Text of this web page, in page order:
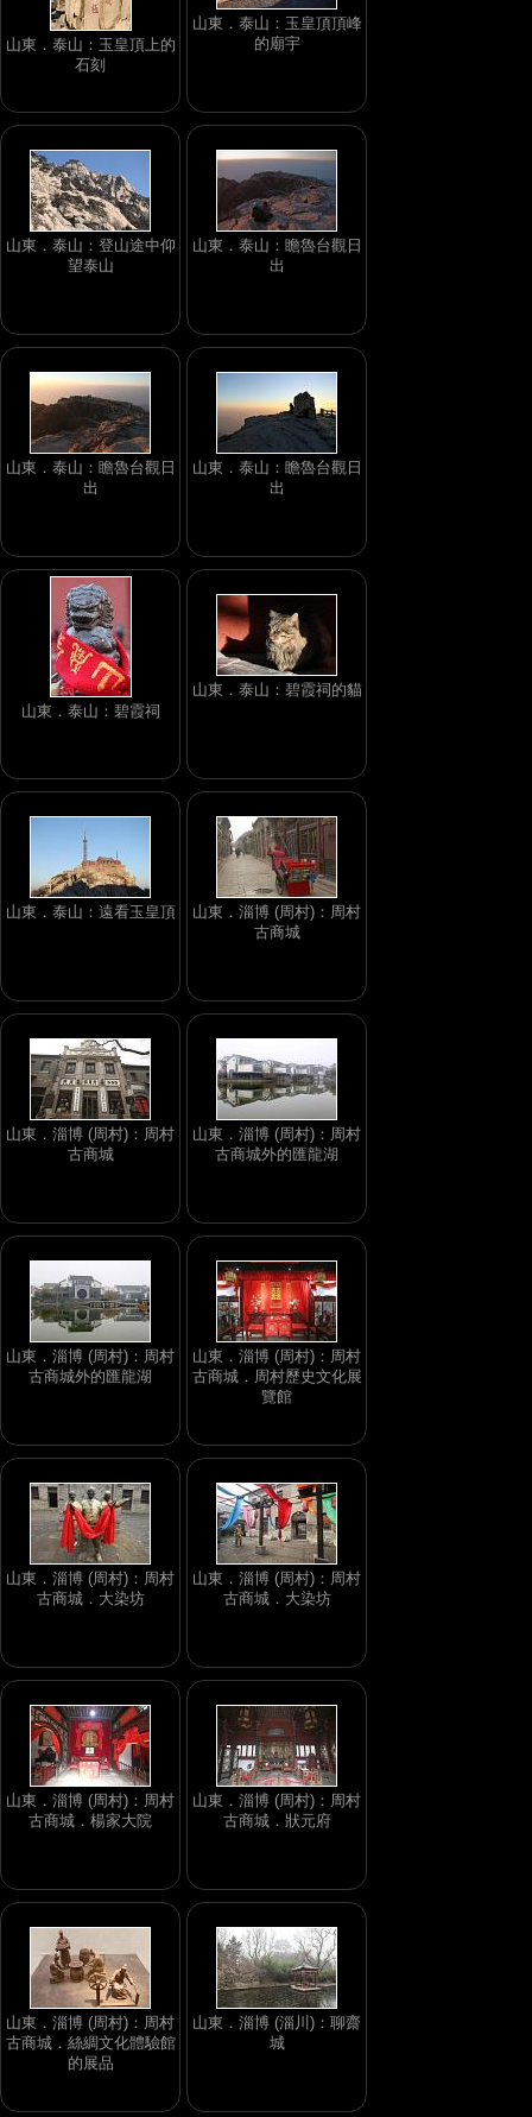
山東．泰山：玉皇頂上的
石刻
山東．泰山：玉皇頂頂峰
的廟宇
山東．泰山：登山途中仰
望泰山
山東．泰山：瞻魯台觀日
出
山東．泰山：瞻魯台觀日
出
山東．泰山：瞻魯台觀日
出
山東．泰山：碧霞祠
山東．泰山：碧霞祠的貓
山東．泰山：遠看玉皇頂
山東．淄博 (周村)：周村
古商城
山東．淄博 (周村)：周村
古商城
山東．淄博 (周村)：周村
古商城外的匯龍湖
山東．淄博 (周村)：周村
古商城外的匯龍湖
山東．淄博 (周村)：周村
古商城．周村歷史文化展
覽館
山東．淄博 (周村)：周村
古商城．大染坊
山東．淄博 (周村)：周村
古商城．大染坊
山東．淄博 (周村)：周村
古商城．楊家大院
山東．淄博 (周村)：周村
古商城．狀元府
山東．淄博 (周村)：周村
古商城．絲綢文化體驗館
的展品
山東．淄博 (淄川)：聊齋
城